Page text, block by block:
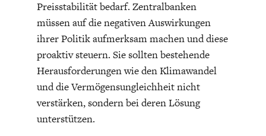
Preisstabilität bedarf. Zentralbanken
müssen auf die negativen Auswirkungen
ihrer Politik aufmerksam machen und diese
proaktiv steuern. Sie sollten bestehende
Herausforderungen wie den Klimawandel
und die Vermögensungleichheit nicht
verstärken, sondern bei deren Lösung
unterstützen.